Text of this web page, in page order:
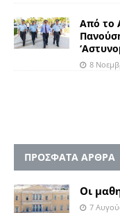
Από το
8
ΠΡΟΣΦΑΤΑ ΑΡΘΡΑ
Οι
7